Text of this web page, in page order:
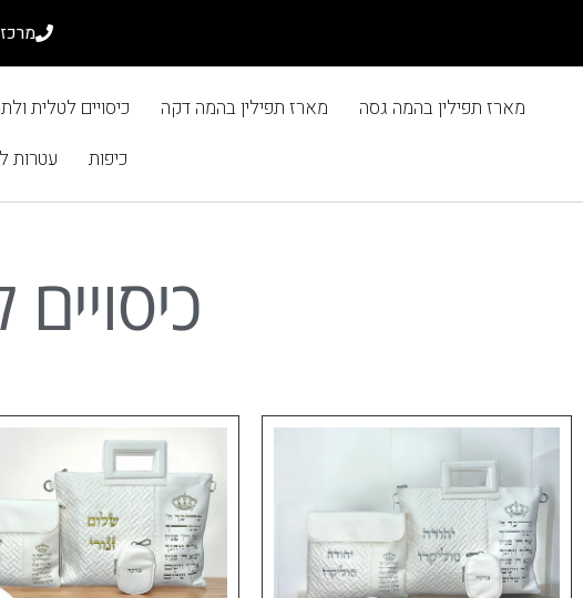
מרכז
מארז תפילין בהמה גסה מארז תפילין בהמה דקה כיסויים לטלית
כיפות
עטרות